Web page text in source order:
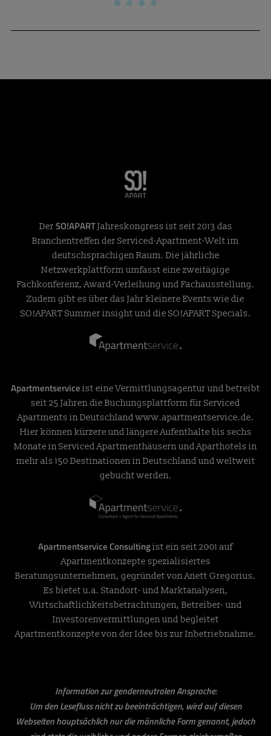
Der SO!APARTJahreskongress ist seit 2013 das
Branchentreffen der Serviced-Apartment-Welt im
deutschsprachigen Raum. Die jährliche
Netzwerkplattform umfasst eine zweitägige
Fachkonferenz, Award-Verleihung und Fachausstellung.
Zudem gibt es über das Jahr kleinere Events wie die
SO!APART Summer insight und die SO!APART Specials.
Apartmentservice ist eine Vermittlungsagentur und betreibt
seit 25 Jahren die Buchungsplattform für Serviced
Apartments in Deutschlandwww.apartmentservice.de.
Hier können kürzere und längere Aufenthalte bis sechs
Monate in Serviced Apartmenthäusern und Aparthotels in
mehr als 150 Destinationen in Deutschland und weltweit
gebucht werden.
Apartmentservice Consultingist ein seit 2001 auf
Apartmentkonzepte spezialisiertes
Beratungsunternehmen, gegründet von Anett Gregorius.
Es bietet u.a. Standort- und Marktanalysen,
Wirtschaftlichkeitsbetrachtungen, Betreiber- und
Investorenvermittlungen und begleitet
Apartmentkonzepte von der Idee bis zur Inbetriebnahme.
Information zur genderneutralen Ansprache:
Um den Lesefluss nicht zu beeinträchtigen, wird auf diesen
Webseiten hauptsächlich nur die männliche Form genannt, jedoch